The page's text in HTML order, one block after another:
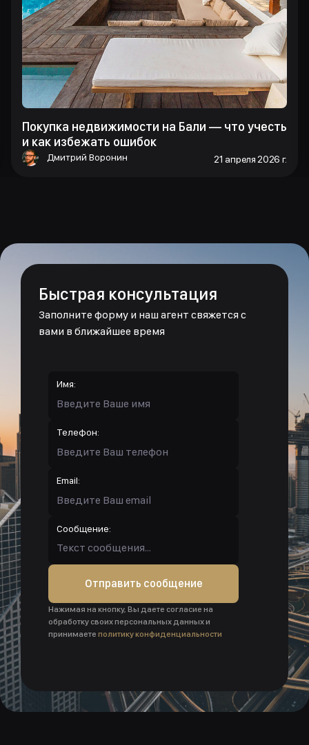
Покупка недвижимости на Бали — что учесть
и как избежать ошибок
Дмитрий Воронин 21 апреля 2026 г.
Быстрая консультация
Заполните форму и наш агент свяжется с
вами в ближайшее время
Имя:
Телефон:
Email:
Сообщение:
Отправить сообщение
Нажимая на кнопку, Вы даете согласие на
обработку своих персональных данных и
принимаете политику конфиденциальности